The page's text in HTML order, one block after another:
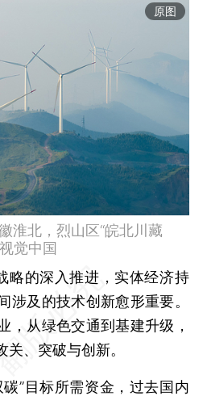
原图
淮北，烈山区“皖北川藏
觉中国
的深入推进，实体经济持
涉及的技术创新愈形重要。
，从绿色交通到基建升级，
、突破与创新。
”目标所需资金，过去国内